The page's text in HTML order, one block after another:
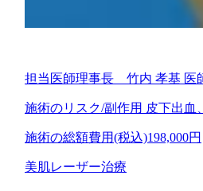
担当医師理事長 竹内 孝基 医
施術のリスク/副作用 皮下出血
施術の総額費用(税込)198,000円
美肌レーザー治療